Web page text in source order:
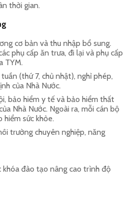
thời gian.
cơ bản và thu nhập bổ sung.
phụ cấp ăn trưa, đi lại và phụ cấp
TYM.
(thứ 7, chủ nhật), nghỉ phép,
của Nhà Nước.
bảo hiểm y tế và bảo hiểm thất
Nhà Nước. Ngoài ra, mỗi cán bộ
hiểm sức khỏe.
trường chuyên nghiệp, năng
khóa đào tạo nâng cao trình độ